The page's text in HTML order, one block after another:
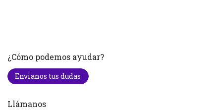
¿Cómo podemos ayudar?
Envianos tus dudas
Llámanos